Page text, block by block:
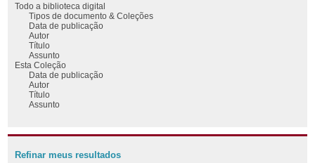
Todo a biblioteca digital
Tipos de documento & Coleções
Data de publicação
Autor
Título
Assunto
Esta Coleção
Data de publicação
Autor
Título
Assunto
Refinar meus resultados